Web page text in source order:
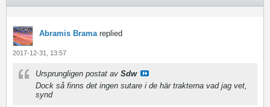
Abramis Bramareplied
2017-12-31, 13:57
Ursprungligen postat av Sdw
Dock så finns det ingen sutare i de här trakterna vad jag vet,
synd